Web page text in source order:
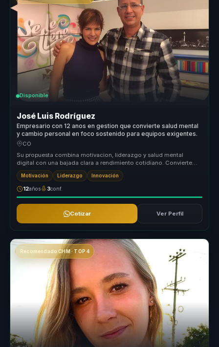
Disponible
José Luis Rodríguez
Empresario con 12 anos en gestion que convierte salud mental
y cambio personal en foco sostenido para equipos exigentes.
CO
Su propuesta combina motivacion, liderazgo y salud mental
digital con una bajada clara a rendimiento cotidiano. Convierte
temas que mucha...
Motivación Liderazgo Innovación
12años 3conf.
Cotizar Ver Perfil
Recomendado CHM · TOP 4